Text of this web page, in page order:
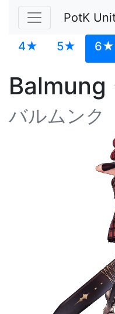
PotK
4★ 5★ 6★
Balmung
バルムンク